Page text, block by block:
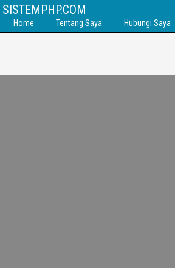
SISTEMPHP.COM
Home Tentang Saya Hubungi Saya